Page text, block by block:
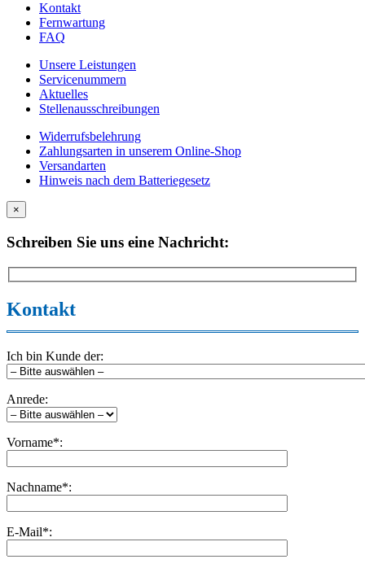
Kontakt
Fernwartung
FAQ
Unsere Leistungen
Servicenummern
Aktuelles
Stellenausschreibungen
Widerrufsbelehrung
Zahlungsarten in unserem Online-Shop
Versandarten
Hinweis nach dem Batteriegesetz
×
Schreiben Sie uns eine Nachricht:
Kontakt
Ich bin Kunde der:
Anrede:
Vorname*:
Nachname*:
E-Mail*: